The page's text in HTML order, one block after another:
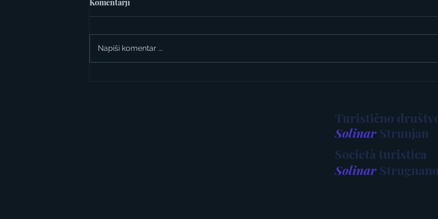
Dnevi Artičok 2026
Komentarji
Napiši komentar ...
Turistično
SolinarStrunjan
Società turistica
SolinarStrugnano